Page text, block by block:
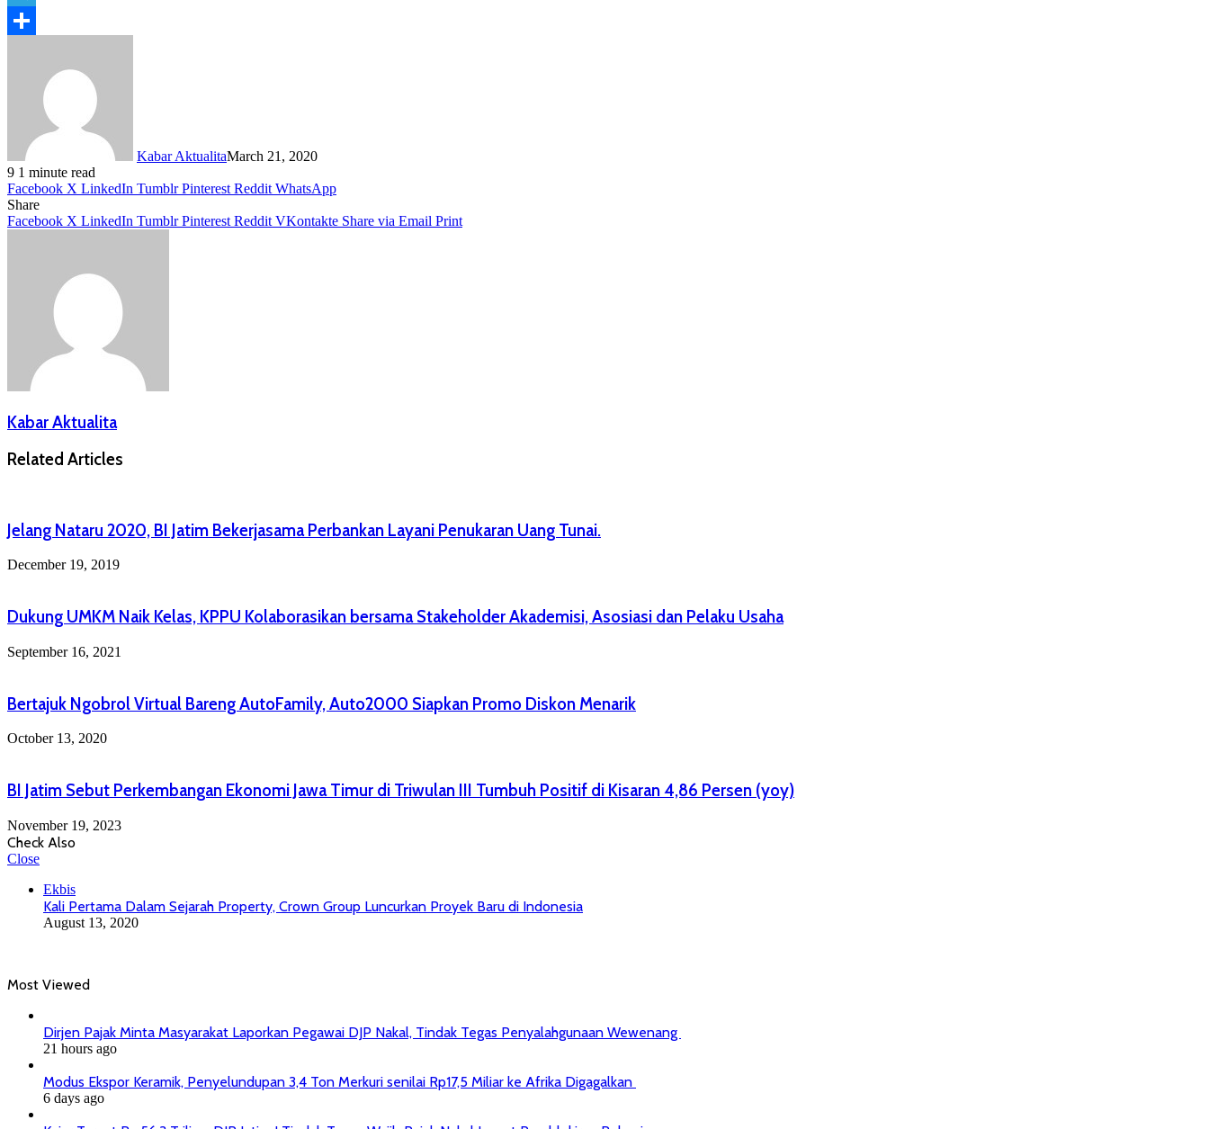
Telegram
Kabar AktualitaMarch 21, 2020
9 1 minute read
Facebook X LinkedIn Tumblr Pinterest Reddit WhatsApp
Share
Facebook X LinkedIn Tumblr Pinterest Reddit VKontakte Share via Email Print
Kabar Aktualita
Related Articles
Jelang Nataru 2020, BI Jatim Bekerjasama Perbankan Layani Penukaran Uang Tunai.
December 19, 2019
Dukung UMKM Naik Kelas, KPPU Kolaborasikan bersama Stakeholder Akademisi, Asosiasi dan Pelaku Usaha
September 16, 2021
Bertajuk Ngobrol Virtual Bareng AutoFamily, Auto2000 Siapkan Promo Diskon Menarik
October 13, 2020
BI Jatim Sebut Perkembangan Ekonomi Jawa Timur di Triwulan III Tumbuh Positif di Kisaran 4,86 Persen (yoy)
November 19, 2023
Check Also
Close
Ekbis
Kali Pertama Dalam Sejarah Property, Crown Group Luncurkan Proyek Baru di Indonesia
August 13, 2020
Most Viewed
Dirjen Pajak Minta Masyarakat Laporkan Pegawai DJP Nakal, Tindak Tegas Penyalahgunaan Wewenang
21 hours ago
Modus Ekspor Keramik, Penyelundupan 3,4 Ton Merkuri senilai Rp17,5 Miliar ke Afrika Digagalkan
6 days ago